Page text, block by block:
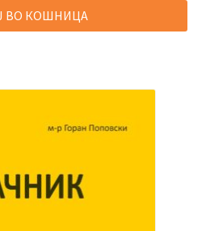
is:
960,00 ден.
ВО КОШНИЦА